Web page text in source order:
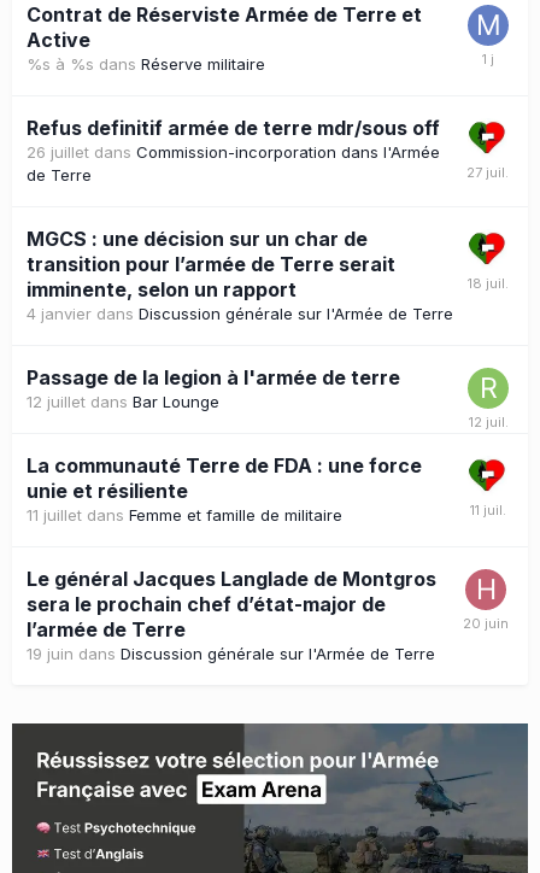
Contrat de Réserviste Armée de Terre et
Active
%s à %s dans Réserve militaire
Refus definitif armée de terre mdr/sous off
26 juillet dans Commission-incorporation dans l'Armée
de Terre
MGCS : une décision sur un char de
transition pour l’armée de Terre serait
imminente, selon un rapport
4 janvier dans Discussion générale sur l'Armée de Terre
Passage de la legion à l'armée de terre
12 juillet dans Bar Lounge
La communauté Terre de FDA : une force
unie et résiliente
11 juillet dans Femme et famille de militaire
Le général Jacques Langlade de Montgros
sera le prochain chef d’état-major de
l’armée de Terre
19 juin dans Discussion générale sur l'Armée de Terre